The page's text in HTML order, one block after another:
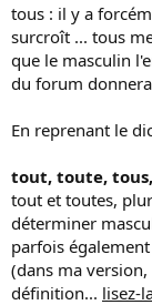
tous : il y a
surcroît ... tous
que le masculin
du forum
En reprenant le
tout, toute,
tout et toutes,
déterminer
parfois
(dans ma
définition... lisez-